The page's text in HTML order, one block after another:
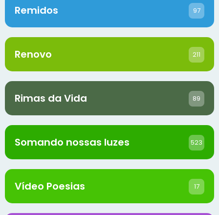
Remidos 97
Renovo 211
Rimas da Vida 89
Somando nossas luzes 523
Vídeo Poesias 17